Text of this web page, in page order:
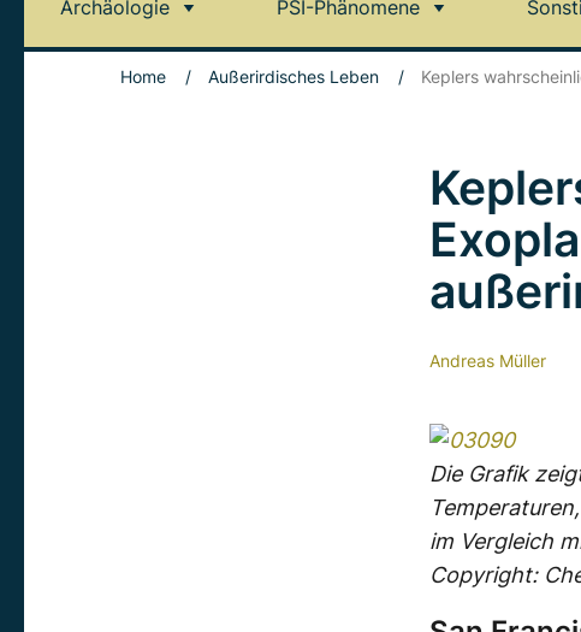
Archäologie PSI-Phänomene
Home / Außerirdisches Leben / Keplers
Andreas Müller
Die Grafik
im Vergleich
Copyright: